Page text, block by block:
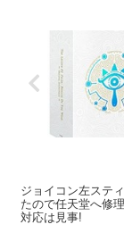
ジョイコン左ステ
たので任天堂へ修
対応は見事!